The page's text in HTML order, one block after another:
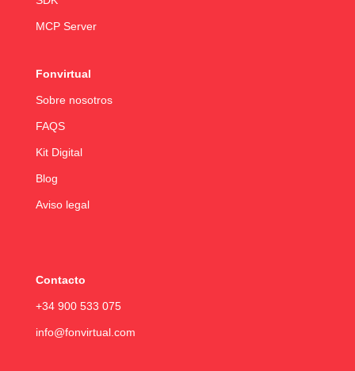
MCP Server
Fonvirtual
Sobre nosotros
FAQS
Kit Digital
Blog
Aviso legal
Contacto
+34 900 533 075
info@fonvirtual.com